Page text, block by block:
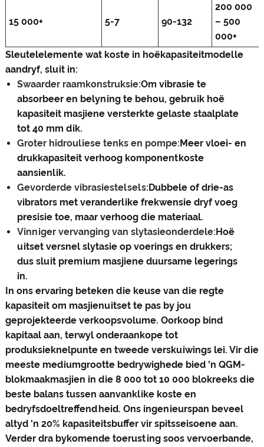
15 000+ 5-7 90-132
200 000
– 500
000+
Sleutelelemente wat koste in hoëkapasiteitmodelle
aandryf, sluit in:
Swaarder raamkonstruksie:Om vibrasie te
absorbeer en belyning te behou, gebruik hoë
kapasiteit masjiene versterkte gelaste staalplate
tot 40 mm dik.
Groter hidrouliese tenks en pompe:Meer vloei- en
drukkapasiteit verhoog komponentkoste
aansienlik.
Gevorderde vibrasiestelsels:Dubbele of drie-as
vibrators met veranderlike frekwensie dryf voeg
presisie toe, maar verhoog die materiaal.
Vinniger vervanging van slytasieonderdele:Hoë
uitset versnel slytasie op voerings en drukkers;
dus sluit premium masjiene duursame legerings
in.
In ons ervaring beteken die keuse van die regte
kapasiteit om masjienuitset te pas by jou
geprojekteerde verkoopsvolume. Oorkoop bind
kapitaal aan, terwyl onderaankope tot
produksieknelpunte en tweede verskuiwings lei. Vir die
meeste mediumgrootte bedrywighede bied 'n QGM-
blokmaakmasjien in die 8 000 tot 10 000 blokreeks die
beste balans tussen aanvanklike koste en
bedryfsdoeltreffendheid. Ons ingenieurspan beveel
altyd 'n 20% kapasiteitsbuffer vir spitsseisoene aan.
Verder dra bykomende toerusting soos vervoerbande,